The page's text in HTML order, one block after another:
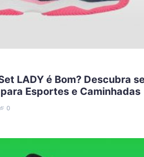
LADY é Bom? Descubra
Esportes e Caminhadas
0